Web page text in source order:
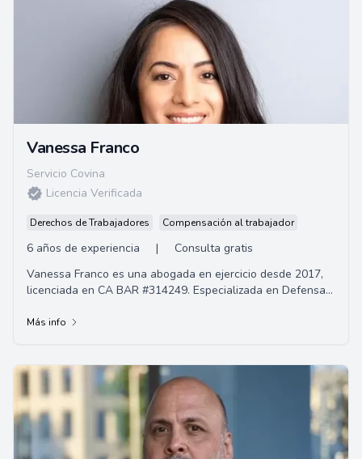
Vanessa Franco
Servicio Covina
Licencia Verificada
Derechos de Trabajadores Compensación al trabajador
6 años de experiencia |
Consulta gratis
Vanessa Franco es una abogada en ejercicio desde 2017,
licenciada en CA BAR #314249. Especializada en Defensa
Más info